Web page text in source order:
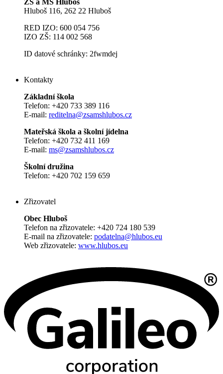
ZŠ a MŠ Hluboš
Hluboš 116, 262 22 Hluboš
RED IZO: 600 054 756
IZO ZŠ: 114 002 568
ID datové schránky: 2fwmdej
Kontakty
Základní škola
Telefon: +420 733 389 116
E-mail: reditelna@zsamshlubos.cz
Mateřská škola a školní jídelna
Telefon: +420 732 411 169
E-mail: ms@zsamshlubos.cz
Školní družina
Telefon: +420 702 159 659
Zřizovatel
Obec Hluboš
Telefon na zřizovatele: +420 724 180 539
E-mail na zřizovatele: podatelna@hlubos.eu
Web zřizovatele: www.hlubos.eu